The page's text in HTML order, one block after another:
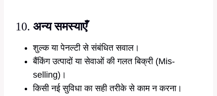
10. अन्य समस्याएँ
शुल्क या पेनल्टी से संबंधित सवाल।
बैंकिंग उत्पादों या सेवाओं की गलत बिक्री (Mis-
selling)।
किसी नई सुविधा का सही तरीके से काम न करना।